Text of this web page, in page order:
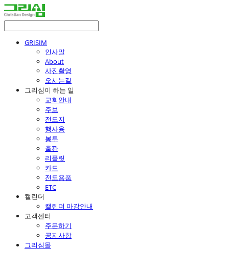
GRISIM
인사말
About
사진촬영
오시는길
그리심이 하는 일
교회안내
주보
전도지
행사용
봉투
출판
리플릿
카드
전도용품
ETC
캘린더
캘린더 마감안내
고객센터
주문하기
공지사항
그리심몰